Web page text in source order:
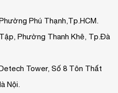
Phú Thạnh,Tp.HCM.
Phường Thanh Khê, Tp.Đà
Tower, Số 8 Tôn Thất
Nội.